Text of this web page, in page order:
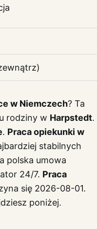
w Niemczech? Ta
rodziny w Harpstedt.
. Praca opiekunki w
stabilnych
polska umowa
24/7. Praca
się 2026-08-01.
poniżej.